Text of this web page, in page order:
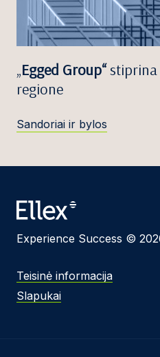
„Egged Group“stiprina
regione
Sandoriai ir bylos
Experience Success ©
Teisinė informacija
Slapukai